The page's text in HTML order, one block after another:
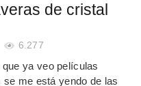
de cristal
6.277
ya veo películas
me está yendo de las